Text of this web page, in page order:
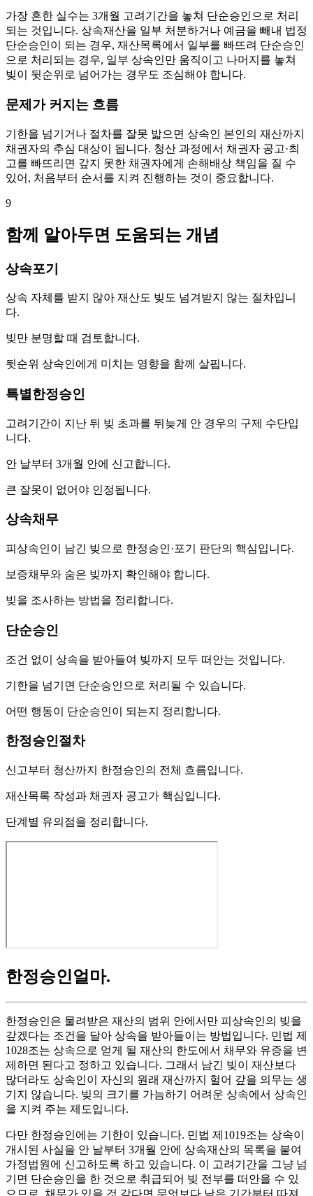
가장 흔한 실수는 3개월 고려기간을 놓쳐 단순승인으로 처리
되는 것입니다. 상속재산을 일부 처분하거나 예금을 빼내 법정
단순승인이 되는 경우, 재산목록에서 일부를 빠뜨려 단순승인
으로 처리되는 경우, 일부 상속인만 움직이고 나머지를 놓쳐
빚이 뒷순위로 넘어가는 경우도 조심해야 합니다.
문제가 커지는 흐름
기한을 넘기거나 절차를 잘못 밟으면 상속인 본인의 재산까지
채권자의 추심 대상이 됩니다. 청산 과정에서 채권자 공고·최
고를 빠뜨리면 갚지 못한 채권자에게 손해배상 책임을 질 수
있어, 처음부터 순서를 지켜 진행하는 것이 중요합니다.
9
함께 알아두면 도움되는 개념
상속포기
상속 자체를 받지 않아 재산도 빚도 넘겨받지 않는 절차입니
다.
빚만 분명할 때 검토합니다.
뒷순위 상속인에게 미치는 영향을 함께 살핍니다.
특별한정승인
고려기간이 지난 뒤 빚 초과를 뒤늦게 안 경우의 구제 수단입
니다.
안 날부터 3개월 안에 신고합니다.
큰 잘못이 없어야 인정됩니다.
상속채무
피상속인이 남긴 빚으로 한정승인·포기 판단의 핵심입니다.
보증채무와 숨은 빚까지 확인해야 합니다.
빚을 조사하는 방법을 정리합니다.
단순승인
조건 없이 상속을 받아들여 빚까지 모두 떠안는 것입니다.
기한을 넘기면 단순승인으로 처리될 수 있습니다.
어떤 행동이 단순승인이 되는지 정리합니다.
한정승인절차
신고부터 청산까지 한정승인의 전체 흐름입니다.
재산목록 작성과 채권자 공고가 핵심입니다.
단계별 유의점을 정리합니다.
한정승인얼마.
한정승인은 물려받은 재산의 범위 안에서만 피상속인의 빚을
갚겠다는 조건을 달아 상속을 받아들이는 방법입니다. 민법 제
1028조는 상속으로 얻게 될 재산의 한도에서 채무와 유증을 변
제하면 된다고 정하고 있습니다. 그래서 남긴 빚이 재산보다
많더라도 상속인이 자신의 원래 재산까지 헐어 갚을 의무는 생
기지 않습니다. 빚의 크기를 가늠하기 어려운 상속에서 상속인
을 지켜 주는 제도입니다.
다만 한정승인에는 기한이 있습니다. 민법 제1019조는 상속이
개시된 사실을 안 날부터 3개월 안에 상속재산의 목록을 붙여
가정법원에 신고하도록 하고 있습니다. 이 고려기간을 그냥 넘
기면 단순승인을 한 것으로 취급되어 빚 전부를 떠안을 수 있
으므로, 채무가 있을 것 같다면 무엇보다 남은 기간부터 따져